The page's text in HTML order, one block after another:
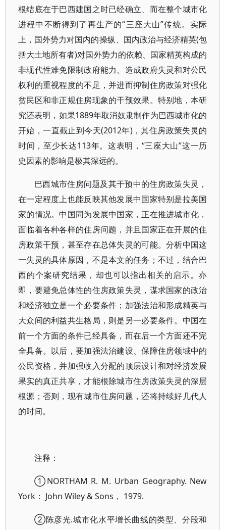
根结底在于巴西建国之时已经确立、而在整个城市化
进程中不断得到了再生产的“三座大山”传统。实际
上，国外势力对国内的操纵、国内政治与经济精英(包
括大土地所有者)对国外势力的依赖、国家精英构成的
非现代性难免限制政府能力、造成政府失灵和对公民
权利的重视程度的不足，并进而抑制住房政策对强化
贫民区和非正规住房现象的干预效果。特别地，本研
究还表明，如果1889年取消奴隶制作为巴西城市化的
开始，一直截止到今天(2012年)，其住房政策失灵的
时间，至少长达113年。这表明，“三座大山”这一历
史因素的影响是极其深远的。
巴西城市住房问题及其干预中的住房政策失灵，
在一定程度上也能反映其他发展中国家特别是拉美国
家的情况。中国同为发展中国家，正在推进城市化，
面临着各种各样的住房问题，并且国家正在开展的住
房政策干预，甚至存在总体失灵的可能。分析中国这
一失灵的具体原因，不是本文的任务；不过，结合巴
西的个案研究结果，却也可以指出相关的启示。亦
即，要避免总体性的住房政策失灵，谋求国家的政治
和经济独立是一个必要条件；加强法治和形成精英与
大众间的利益共生格局，则是另一必要条件。中国在
前一个方面的条件已经具备，而在后一个方面还不完
全具备。以后，要加强法治建设、保障住房领域中的
公民资格，并加强收入分配的顶层设计和对经济发展
果实的真正共享，才能根除城市住房政策失灵的深层
根源；否则，现有城市住房问题，还将持续好几代人
的时间。
注释：
①NORTHAM R. M. Urban Geography. New
York： John Wiley & Sons， 1979.
②陈彦光.城市化水平增长曲线的类型、分段和